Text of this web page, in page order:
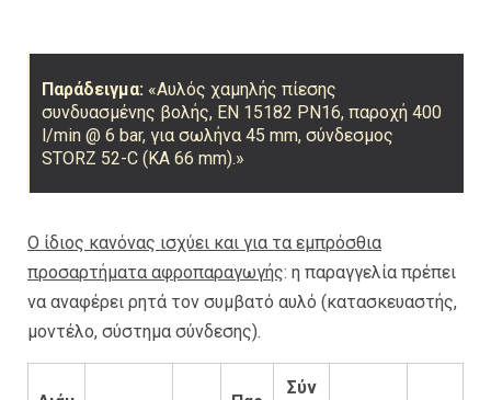
Παράδειγμα: «Αυλός χαμηλής πίεσης
συνδυασμένης βολής, EN 15182 PN16, παροχή 400
l/min @ 6 bar, για σωλήνα 45 mm, σύνδεσμος
STORZ 52-C (KA 66 mm).»
Ο ίδιος κανόνας ισχύει και για τα εμπρόσθια
προσαρτήματα αφροπαραγωγής: η παραγγελία πρέπει
να αναφέρει ρητά τον συμβατό αυλό (κατασκευαστής,
μοντέλο, σύστημα σύνδεσης).
Σύν